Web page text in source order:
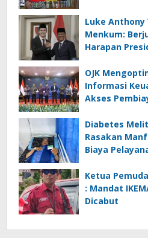
Luke Anthony
Menkum:
Harapan
OJK
Informasi
Akses
Diabetes
Rasakan
Biaya
Ketua
: Mandat
Dicabut